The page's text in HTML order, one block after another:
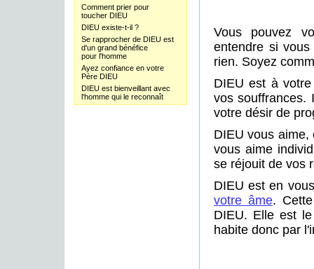
Vous pouvez
entendre si
rien. Soyez
DIEU est à
vos souffrances.
votre désir de
DIEU vous
vous aime
se réjouit de vos
DIEU est en
votre âme.
DIEU. Elle est
habite donc par
Comment prier pour
toucher DIEU
DIEU existe-t-il ?
Se rapprocher de DIEU est
d'un grand bénéfice
pour l'homme
Ayez confiance en votre
Père DIEU
DIEU est bienveillant avec
l'homme qui le reconnaît